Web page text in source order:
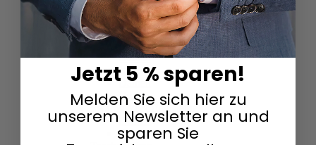
Damen
Herren
Solaruhren
Herren
Damen
Sportuhren
Damen
Herren
Swarovski & Edelsteine
Damen
Herren
Jetzt 5 % sparen!
Melden Sie sich hier zu
unserem Newsletter an und
sparen Sie